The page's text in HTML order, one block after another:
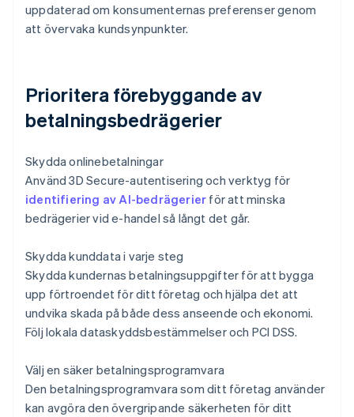
uppdaterad om konsumenternas preferenser genom
att övervaka kundsynpunkter.
Prioritera förebyggande av
betalningsbedrägerier
Skydda onlinebetalningar
Använd 3D Secure-autentisering och verktyg för
identifiering av AI-bedrägerier för att minska
bedrägerier vid e-handel så långt det går.
Skydda kunddata i varje steg
Skydda kundernas betalningsuppgifter för att bygga
upp förtroendet för ditt företag och hjälpa det att
undvika skada på både dess anseende och ekonomi.
Följ lokala dataskyddsbestämmelser och PCI DSS.
Välj en säker betalningsprogramvara
Den betalningsprogramvara som ditt företag använder
kan avgöra den övergripande säkerheten för ditt